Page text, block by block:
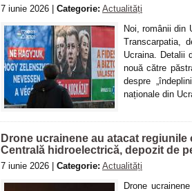
7 iunie 2026 | Categorie: Actualități
Noi, românii din
Transcarpatia,
Ucraina. Detalii
nouă către
despre
naționale din
Drone ucrainene au atacat
Centrală hidroelectrică, depozit de
7 iunie 2026 | Categorie: Actualități
Drone